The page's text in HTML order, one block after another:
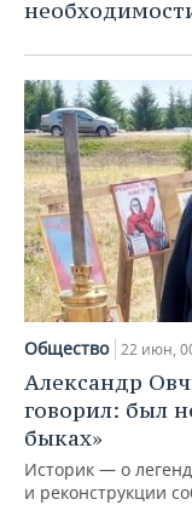
Общество 22 июн,
Александр
говорил: был
быках»
Историк — о
и реконструкции